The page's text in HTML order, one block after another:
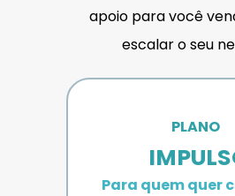
apoio para você
escalar o seu
PLANO
Para quem quer